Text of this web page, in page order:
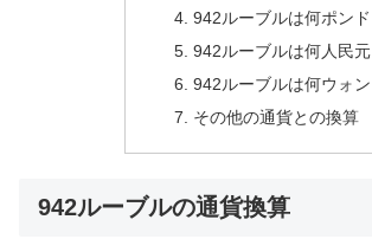
942ルーブルは何ポンド
942ルーブルは何人民元
942ルーブルは何ウォン
その他の通貨との換算
942ルーブルの通貨換算